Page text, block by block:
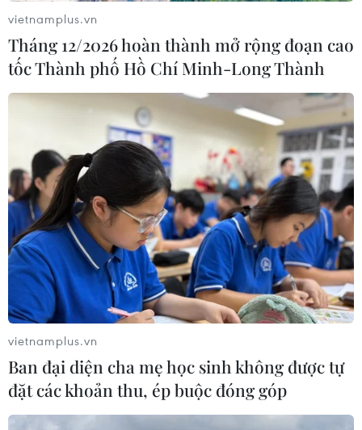
vietnamplus.vn
Tháng 12/2026 hoàn thành mở rộng đoạn cao
tốc Thành phố Hồ Chí Minh-Long Thành
vietnamplus.vn
Ban đại diện cha mẹ học sinh không được tự
đặt các khoản thu, ép buộc đóng góp